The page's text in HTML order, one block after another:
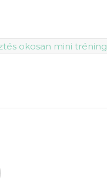
okosan mini tréning